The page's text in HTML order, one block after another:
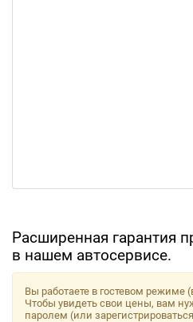
Расширенная гарантия
в нашем автосервисе.
Вы работаете в гостевом
Чтобы увидеть свои цены, вам
паролем (или